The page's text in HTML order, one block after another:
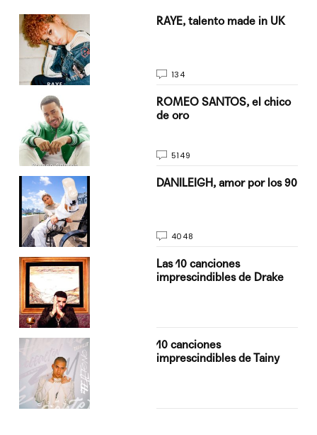
RAYE, talento made in UK
134
ROMEO SANTOS, el chico
de oro
5149
DANILEIGH, amor por los 90
4048
Las 10 canciones
imprescindibles de Drake
10 canciones
imprescindibles de Tainy